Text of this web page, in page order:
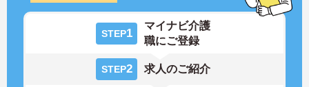
STEP1
マイナビ介護
職にご登録
STEP2 求人のご紹介